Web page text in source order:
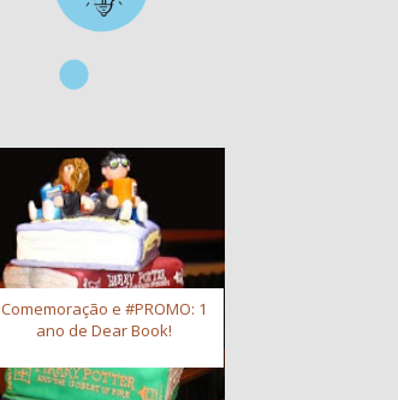
Comemoração e #PROMO: 1
ano de Dear Book!